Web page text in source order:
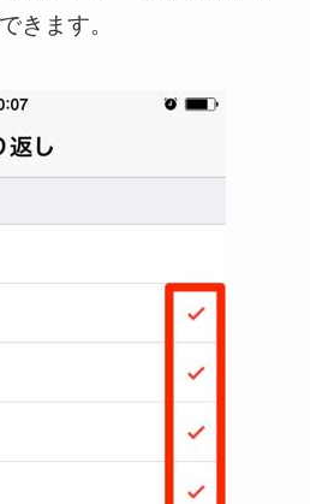
きます。